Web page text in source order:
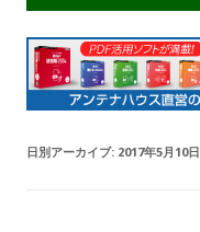
日別アーカイブ: 2017年5月10日